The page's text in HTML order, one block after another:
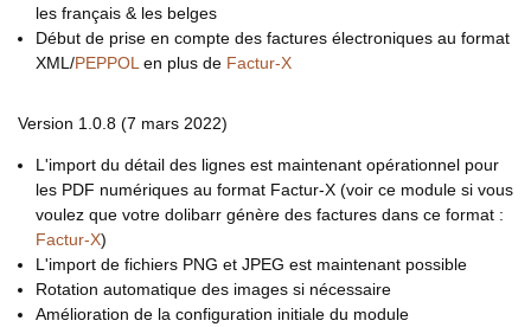
les français & les belges
Début de prise en compte des factures électroniques au format
XML/PEPPOLen plus de Factur-X
Version 1.0.8 (7 mars 2022)
L'import du détail des lignes est maintenant opérationnel pour
les PDF numériques au format Factur-X (voir ce module si vous
voulez que votre dolibarr génère des factures dans ce format :
Factur-X)
L'import de fichiers PNG et JPEG est maintenant possible
Rotation automatique des images si nécessaire
Amélioration de la configuration initiale du module